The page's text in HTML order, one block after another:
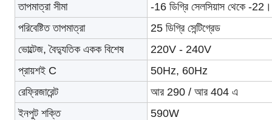
তাপমাত্রা সীমা
-16 ডিগ্রি সেলসিয়াস থেকে -22
পরিবেষ্টিত তাপমাত্রা
25 ডিগ্রি সেন্টিগ্রেড
ভোল্টেজ, বৈদ্যুতিক একক বিশেষ
220V - 240V
প্রায়শই C
50Hz, 60Hz
রেফ্রিজারেন্ট
আর 290 / আর 404 এ
ইনপুট শক্তি
590W